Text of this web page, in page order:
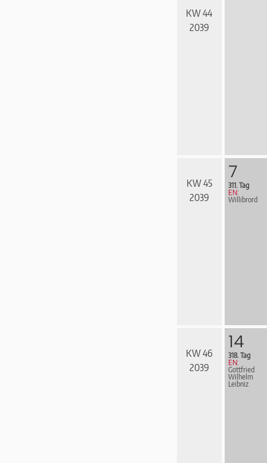
KW 44
2039
KW 45
2039
7
311. Tag
EN:
Willibrord
KW 46
2039
14
318. Tag
EN:
Gottfried
Wilhelm
Leibniz